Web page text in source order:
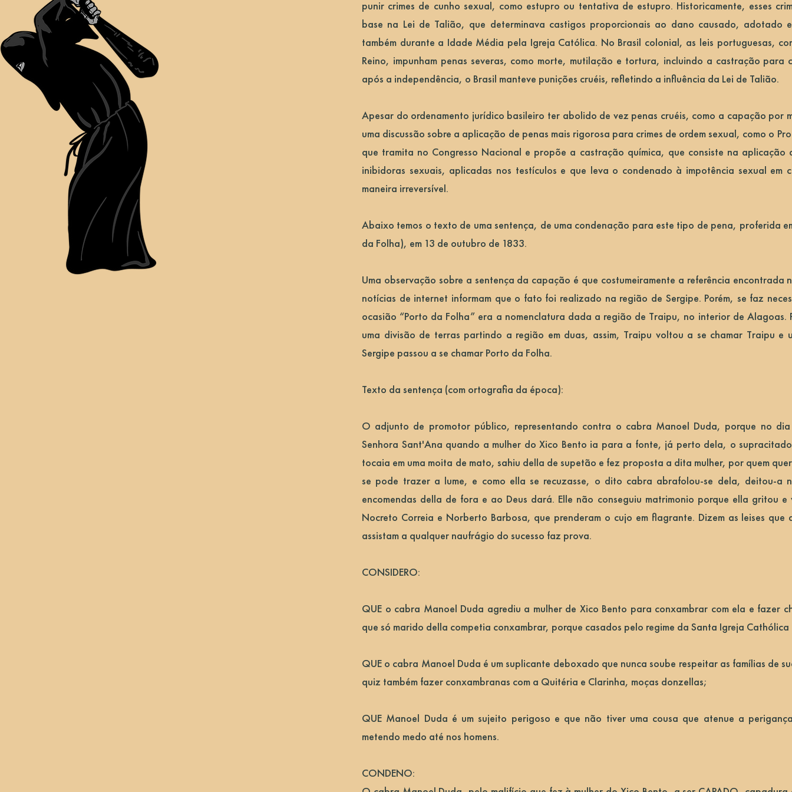
punir crimes de cunho sexual, como estupro ou tentativa de estupro. Historicamente, esses
base na Lei de Talião, que determinava castigos proporcionais ao dano causado, adotado
também durante a Idade Média pela Igreja Católica. No Brasil colonial, as leis portuguesas,
Reino, impunham penas severas, como morte, mutilação e tortura, incluindo a castração para
após a independência, o Brasil manteve punições cruéis, refletindo a influência da Lei de Talião.
Apesar do ordenamento jurídico basileiro ter abolido de vez penas cruéis, como a capação por
uma discussão sobre a aplicação de penas mais rigorosa para crimes de ordem sexual, como o
que tramita no Congresso Nacional e propõe a castração química, que consiste na aplicação
inibidoras sexuais, aplicadas nos testículos e que leva o condenado à impotência sexual em
maneira irreversível.
Abaixo temos o texto de uma sentença, de uma condenação para este tipo de pena, proferida
da Folha), em 13 de outubro de 1833.
Uma observação sobre a sentença da capação é que costumeiramente a referência encontrada
notícias de internet informam que o fato foi realizado na região de Sergipe. Porém, se faz
ocasião “Porto da Folha” era a nomenclatura dada a região de Traipu, no interior de Alagoas.
uma divisão de terras partindo a região em duas, assim, Traipu voltou a se chamar Traipu e
Sergipe passou a se chamar Porto da Folha.
Texto da sentença (com ortografia da época):
O adjunto de promotor público, representando contra o cabra Manoel Duda, porque no
Senhora Sant'Ana quando a mulher do Xico Bento ia para a fonte, já perto dela, o
tocaia em uma moita de mato, sahiu della de supetão e fez proposta a dita mulher, por quem
se pode trazer a lume, e como ella se recuzasse, o dito cabra abrafolou-se dela, deitou-a
encomendas della de fora e ao Deus dará. Elle não conseguiu matrimonio porque ella gritou
Nocreto Correia e Norberto Barbosa, que prenderam o cujo em flagrante. Dizem as leises que
assistam a qualquer naufrágio do sucesso faz prova.
CONSIDERO:
QUE o cabra Manoel Duda agrediu a mulher de Xico Bento para conxambrar com ela e fazer
que só marido della competia conxambrar, porque casados pelo regime da Santa Igreja Cathólica
QUE o cabra Manoel Duda é um suplicante deboxado que nunca soube respeitar as famílias de
quiz também fazer conxambranas com a Quitéria e Clarinha, moças donzellas;
QUE Manoel Duda é um sujeito perigoso e que não tiver uma cousa que atenue a
metendo medo até nos homens.
CONDENO: